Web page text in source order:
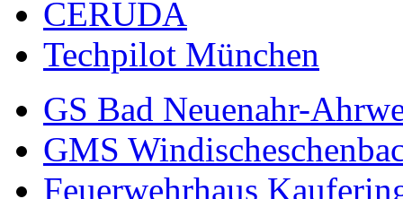
CERUDA
Techpilot München
GS Bad Neuenahr-
GMS
Feuerwehrhaus